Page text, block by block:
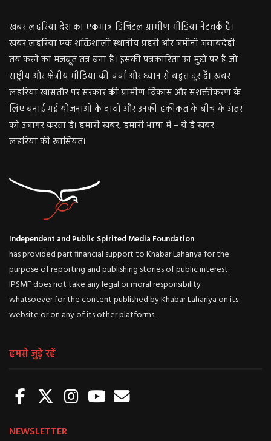
खबर लहरिया देश का एकमात्र डिजिटल ग्रामीण मीडिया नेटवर्क है।
खबर लहरिया एक शक्तिशाली स्थानीय प्रहरी और जमीनी जवाबदेही
तय करने का मजबूत तंत्र बना है। इसकी पत्रकारिता उन मुद्दों पर है जो
राष्ट्रीय और क्षेत्रीय मीडिया की चर्चा और ध्यान से बहुत दूर हैं। खबर
लहरिया खासतौर पर सरकार की ग्रामीण विकास और सशक्तीकरण के
लिए बनाई गई योजनाओं के दावों और उनकी हकीकत के बीच के अंतर
को उजागर करता है। हमारी खबर, हमारी भाषा में – ये है खबर
लहरिया की खासियत।
Independent and Public Spirited Media Foundation
has provided part financial support to Khabar Lahariya for the
purpose of reporting and publishing stories of public interest.
IPSMF does not take any legal or moral responsibility
whatsoever for the content published by Khabar Lahariya on its
website or on any of its other platforms.
हमसे जुड़े रहें
NEWSLETTER